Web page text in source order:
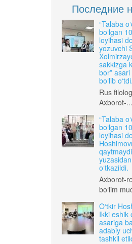
Последние
“Talaba
bo‘lgan
loyihasi
yozuvchi
sakkizga
bor”
bo‘lib o‘tdi.
Rus
Axborot-...
“Talaba
bo‘lgan
loyihasi
o‘tkazildi.
Axborot-
bo‘lim
O‘tkir
Ikki eshik
asariga
adabiy
tashkil